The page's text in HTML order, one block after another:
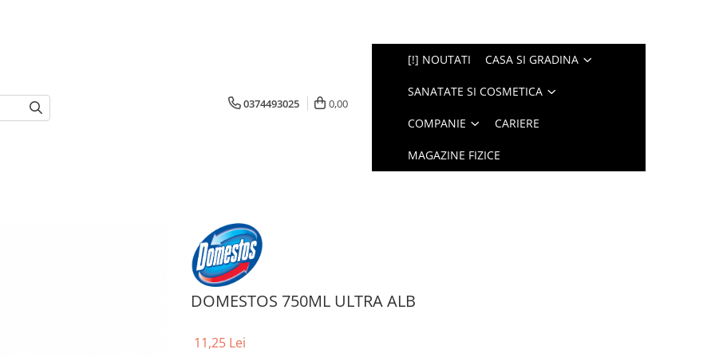
0374493025 0,00
[!] NOUTATI CASA SI GRADINA
SANATATE SI COSMETICA
COMPANIE CARIERE
MAGAZINE FIZICE
DOMESTOS 750ML ULTRA ALB
11,25 Lei